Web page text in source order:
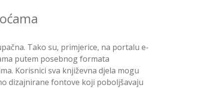
Tako su, primjerice, na portalu e-
putem posebnog formata
Korisnici sva književna djela mogu
dizajnirane fontove koji poboljšavaju